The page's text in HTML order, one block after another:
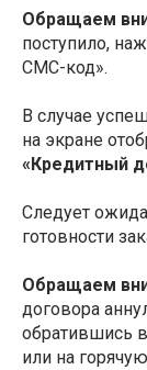
Обращаем
поступило,
СМС-код».
В случае
на экране
«Кредитный
Следует
готовности
Обращаем
договора
обратившись
или на